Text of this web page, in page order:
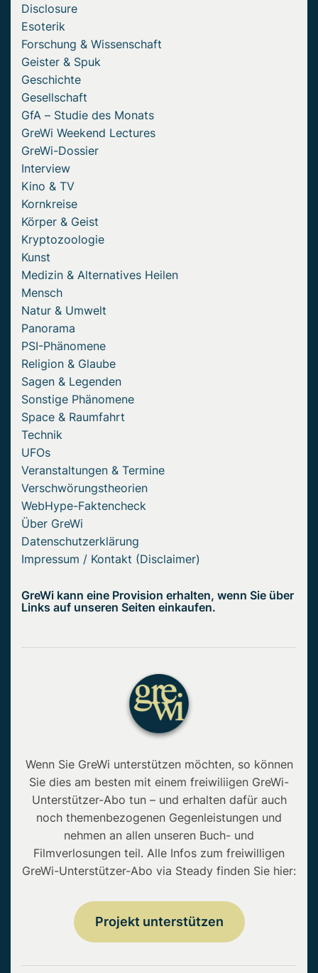
Disclosure
Esoterik
Forschung & Wissenschaft
Geister & Spuk
Geschichte
Gesellschaft
GfA – Studie des Monats
GreWi Weekend Lectures
GreWi-Dossier
Interview
Kino & TV
Kornkreise
Körper & Geist
Kryptozoologie
Kunst
Medizin & Alternatives Heilen
Mensch
Natur & Umwelt
Panorama
PSI-Phänomene
Religion & Glaube
Sagen & Legenden
Sonstige Phänomene
Space & Raumfahrt
Technik
UFOs
Veranstaltungen & Termine
Verschwörungstheorien
WebHype-Faktencheck
Über GreWi
Datenschutzerklärung
Impressum / Kontakt (Disclaimer)
GreWi kann eine Provision erhalten, wenn Sie über
Links auf unseren Seiten einkaufen.
Wenn Sie GreWi unterstützen möchten, so können
Sie dies am besten mit einem freiwiliigen GreWi-
Unterstützer-Abo tun – und erhalten dafür auch
noch themenbezogenen Gegenleistungen und
nehmen an allen unseren Buch- und
Filmverlosungen teil. Alle Infos zum freiwilligen
GreWi-Unterstützer-Abo via Steady finden Sie hier:
Projekt unterstützen